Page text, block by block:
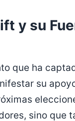
y su
que ha
su
sino que